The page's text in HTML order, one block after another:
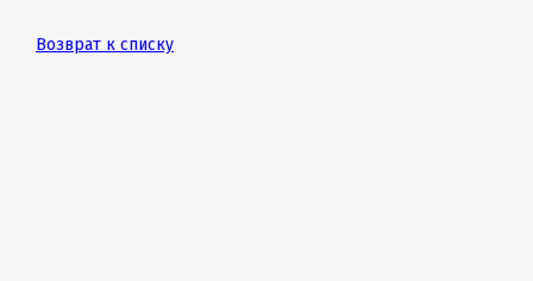
Возврат к списку